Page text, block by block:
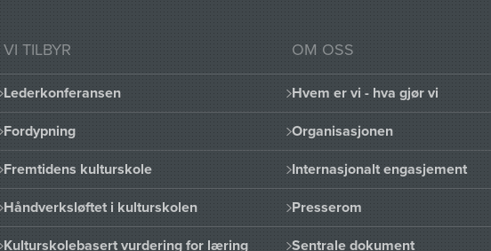
VI TILBYR
Lederkonferansen
Fordypning
Fremtidens kulturskole
Håndverksløftet i kulturskolen
Kulturskolebasert vurdering for læring
OM OSS
Hvem er vi - hva gjør vi
Organisasjonen
Internasjonalt engasjement
Presserom
Sentrale dokument